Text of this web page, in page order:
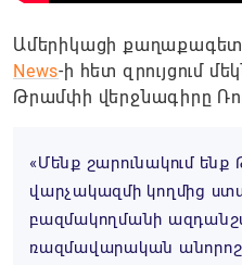
Ամերիկացի քաղաքագետ
News-ի հետ զրույցում
Թրամփի վերջնագիրը
«Մենք շարունակում
վարչակազմի կողմից
բազմակողմանի
ռազմավարական